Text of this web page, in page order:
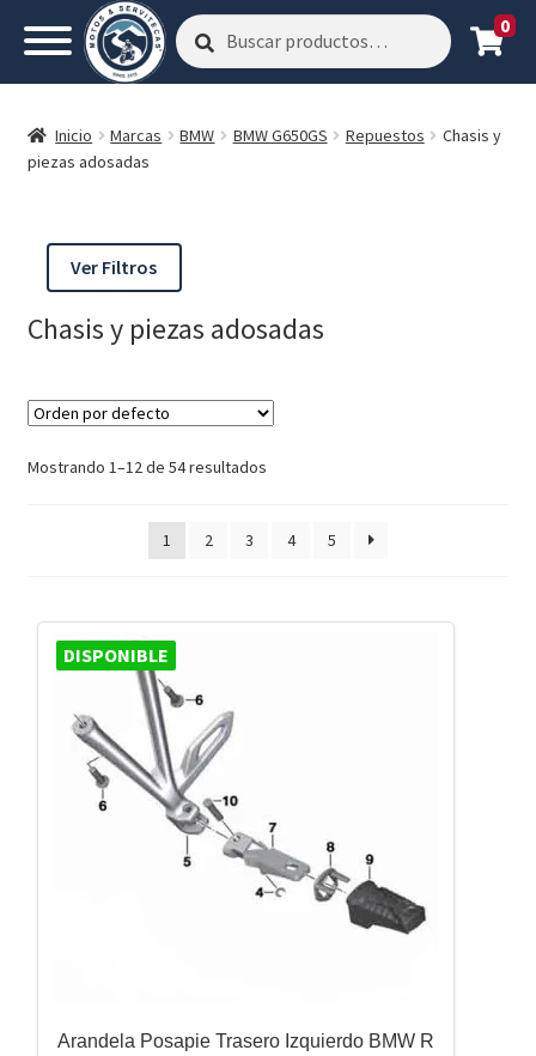
Buscar
por:
Buscar 0
Inicio Marcas BMW BMW G650GS Repuestos
Chasis y
piezas adosadas
Ver Filtros
Chasis y piezas adosadas
Mostrando 1–12 de 54 resultados
1 2 3 4 5
DISPONIBLE
Arandela Posapie Trasero Izquierdo BMW R